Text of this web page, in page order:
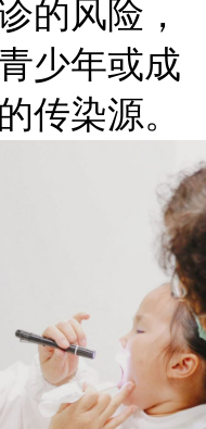
的风险，
少年或成
传染源。